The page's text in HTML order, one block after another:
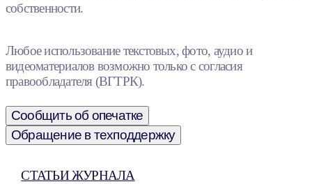
собственности.
Любое использование текстовых, фото, аудио и
видеоматериалов возможно только с согласия
правообладателя (ВГТРК).
Сообщить об опечатке
Обращение в техподдержку
СТАТЬИ ЖУРНАЛА